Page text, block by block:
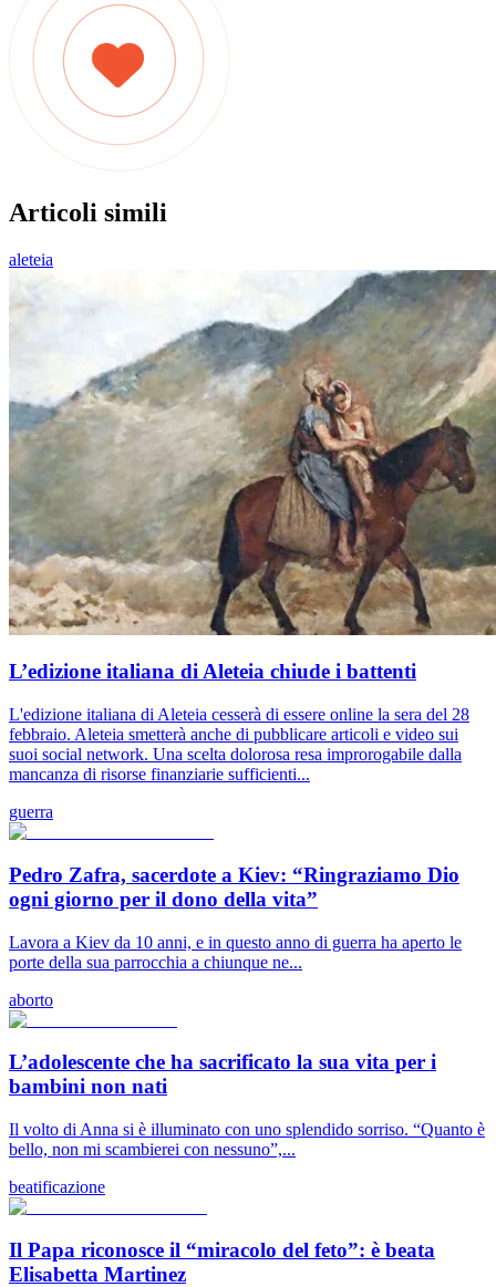
Articoli simili
aleteia
L’edizione italiana di Aleteia chiude i battenti
L'edizione italiana di Aleteia cesserà di essere online la sera del 28
febbraio. Aleteia smetterà anche di pubblicare articoli e video sui
suoi social network. Una scelta dolorosa resa improrogabile dalla
mancanza di risorse finanziarie sufficienti...
guerra
Pedro Zafra, sacerdote a Kiev: “Ringraziamo Dio
ogni giorno per il dono della vita”
Lavora a Kiev da 10 anni, e in questo anno di guerra ha aperto le
porte della sua parrocchia a chiunque ne...
aborto
L’adolescente che ha sacrificato la sua vita per i
bambini non nati
Il volto di Anna si è illuminato con uno splendido sorriso. “Quanto è
bello, non mi scambierei con nessuno”,...
beatificazione
Il Papa riconosce il “miracolo del feto”: è beata
Elisabetta Martinez